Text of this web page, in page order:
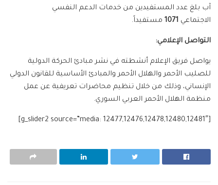
آب بلغ عدد المستفيدين من خدمات الدعم النفسي
الاجتماعي 1071 مستفيداً.
التواصل الإعلامي:
يواصل فريق الإعلام أنشطته في نشر مبادئ الحركة الدولية
للصليب الأحمر والهلال الأحمر والمبادئ الأساسية للقانون الدولي
الإنساني، وذلك من خلال تنظيم محاضرات تعريفية عن عمل
منظمة الهلال الأحمر العربي السوري.
[g_slider2 source=”media: 12477,12476,12478,12480,12481″]